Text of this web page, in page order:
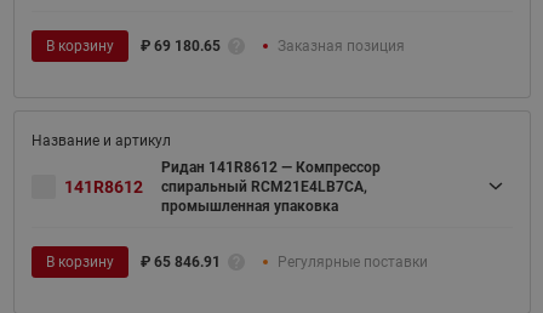
В корзину ₽ 69 180.65 Заказная позиция
141R8612
Ридан 141R8612 — Компрессор
спиральный RCM21E4LB7CA,
промышленная упаковка
В корзину ₽ 65 846.91 Регулярные поставки